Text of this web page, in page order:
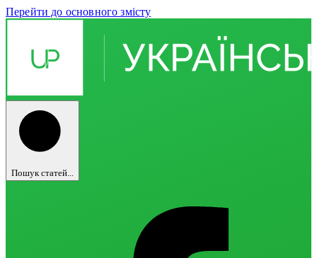
Перейти до основного змісту
Пошук статей...